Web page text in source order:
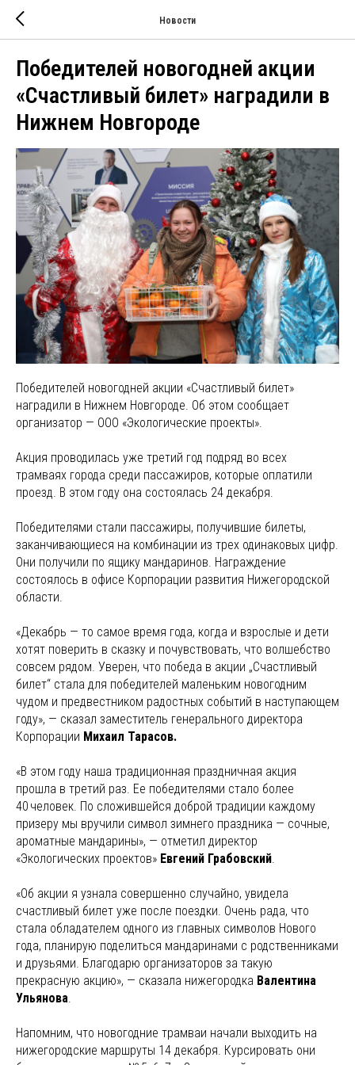
Новости
Победителей новогодней акции
«Счастливый билет» наградили в
Нижнем Новгороде
Победителей новогодней акции «Счастливый билет»
наградили в Нижнем Новгороде. Об этом сообщает
организатор — ООО «Экологические проекты».
Акция проводилась уже третий год подряд во всех
трамваях города среди пассажиров, которые оплатили
проезд. В этом году она состоялась 24 декабря.
Победителями стали пассажиры, получившие билеты,
заканчивающиеся на комбинации из трех одинаковых цифр.
Они получили по ящику мандаринов. Награждение
состоялось в офисе Корпорации развития Нижегородской
области.
«Декабрь — то самое время года, когда и взрослые и дети
хотят поверить в сказку и почувствовать, что волшебство
совсем рядом. Уверен, что победа в акции „Счастливый
билет“ стала для победителей маленьким новогодним
чудом и предвестником радостных событий в наступающем
году», — сказал заместитель генерального директора
Корпорации Михаил Тарасов.
«В этом году наша традиционная праздничная акция
прошла в третий раз. Ее победителями стало более
40 человек. По сложившейся доброй традиции каждому
призеру мы вручили символ зимнего праздника — сочные,
ароматные мандарины», — отметил директор
«Экологических проектов» Евгений Грабовский
«Об акции я узнала совершенно случайно, увидела
счастливый билет уже после поездки. Очень рада, что
стала обладателем одного из главных символов Нового
года, планирую поделиться мандаринами с родственниками
и друзьями. Благодарю организаторов за такую
прекрасную акцию», — сказала нижегородка Валентина
Ульянова
Напомним, что новогодние трамваи начали выходить на
нижегородские маршруты 14 декабря. Курсировать они